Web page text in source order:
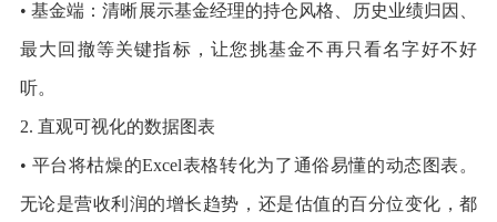
• 基金端：清晰展示基金经理的持仓风格、历史业绩归因、
最大回撤等关键指标，让您挑基金不再只看名字好不好
听。
2. 直观可视化的数据图表
• 平台将枯燥的Excel表格转化为了通俗易懂的动态图表。
无论是营收利润的增长趋势，还是估值的百分位变化，都